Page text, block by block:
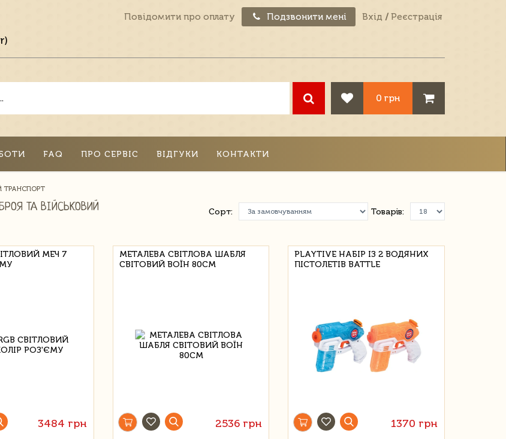
Повідомити про оплату Подзвонити мені Вхід / Реєстрація
0 грн
FAQ ПРО СЕРВІС ВІДГУКИ КОНТАКТИ
ТРАНСПОРТ
ТА ВІЙСЬКОВИЙ
Товарів:
Сорт:
МЕЧ 7
3484 грн
МЕТАЛЕВА СВІТЛОВА ШАБЛЯ
СВІТОВИЙ ВОЇН 80СМ
2536 грн
PLAYTIVE НАБІР ІЗ 2 ВОДЯНИХ
ПІСТОЛЕТІВ BATTLE
1370 грн